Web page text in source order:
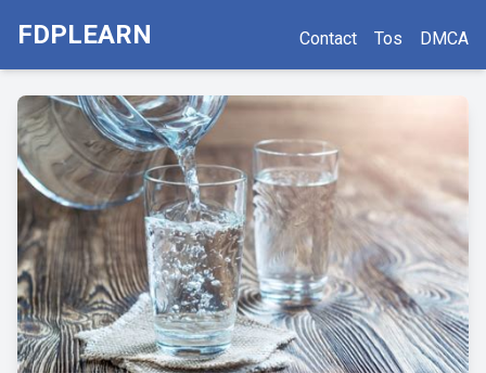
FDPLEARN Contact Tos DMCA